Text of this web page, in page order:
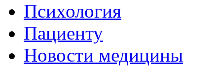
Психология
Пациенту
Новости медицины